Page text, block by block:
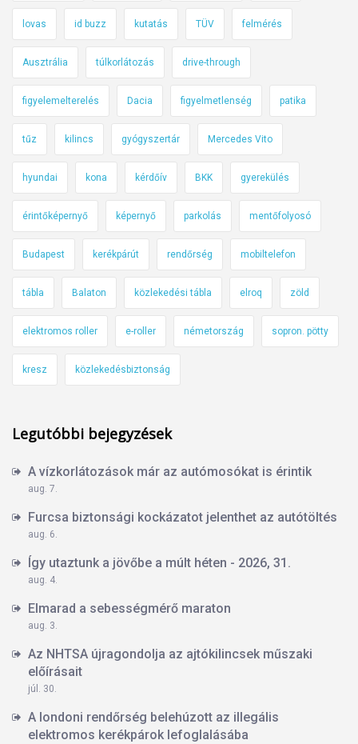
lovas id buzz kutatás TÜV felmérés
Ausztrália túlkorlátozás drive-through
figyelemelterelés Dacia figyelmetlenség patika
tűz kilincs gyógyszertár Mercedes Vito
hyundai kona kérdőív BKK gyerekülés
érintőképernyő képernyő parkolás mentőfolyosó
Budapest kerékpárút rendőrség mobiltelefon
tábla Balaton közlekedési tábla elroq zöld
elektromos roller e-roller németország sopron. pötty
kresz közlekedésbiztonság
Legutóbbi bejegyzések
A vízkorlátozások már az autómosókat is érintik
aug. 7.
Furcsa biztonsági kockázatot jelenthet az autótöltés
aug. 6.
Így utaztunk a jövőbe a múlt héten - 2026, 31.
aug. 4.
Elmarad a sebességmérő maraton
aug. 3.
Az NHTSA újragondolja az ajtókilincsek műszaki
előírásait
júl. 30.
A londoni rendőrség belehúzott az illegális
elektromos kerékpárok lefoglalásába